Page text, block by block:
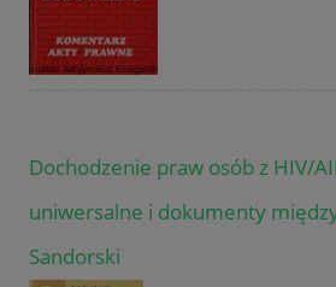
Dochodzenie praw osób z HIV/
uniwersalne i dokumenty
Sandorski